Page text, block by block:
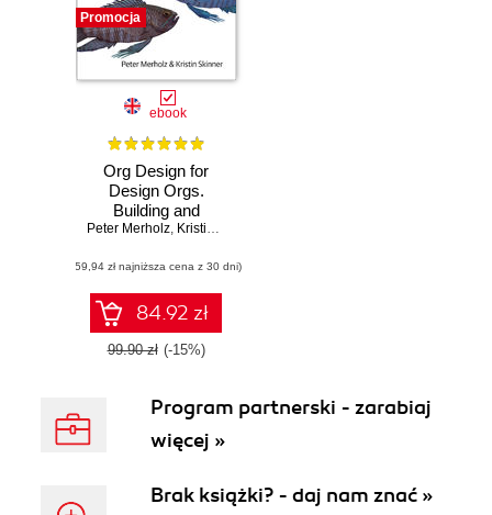
Promocja
ebook
Org Design for
Design Orgs.
Building and
Managing In-
Teams
Peter Merholz, Kristin Skinner
(59,94 zł najniższa cena z 30 dni)
84.92 zł
99.90 zł (-15%)
Program partnerski - zarabiaj
więcej »
Brak książki? - daj nam znać »